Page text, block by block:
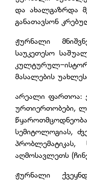
და ახალგაზრდა
განათავსონ
ჟურნალი
საუკეთესო
მასალების
არეალი ფართოა:
ურთიერთობები,
სემიტოლოგიას,
აღმოსავლეთს
ჟურნალი